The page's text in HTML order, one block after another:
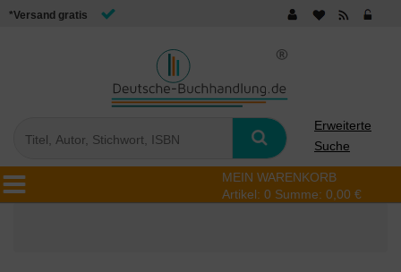
*Versand gratis
Erweiterte
Suche
MEIN WARENKORB
Artikel: 0 Summe: 0,00 €